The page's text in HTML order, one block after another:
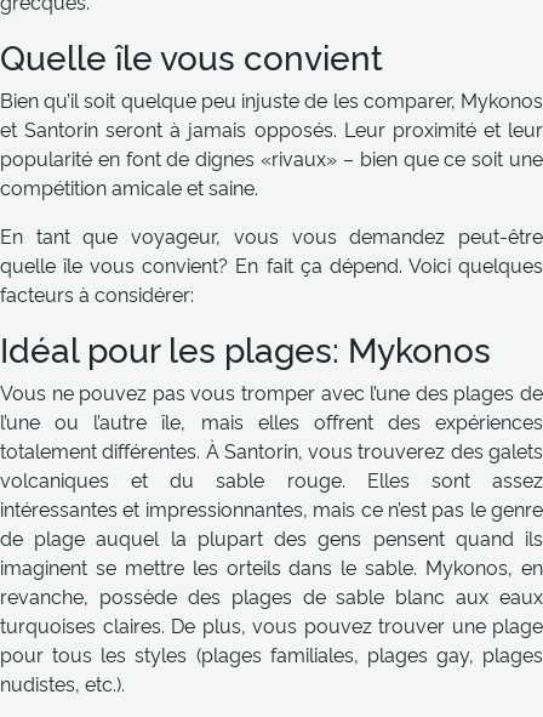
Quelle île vous convient
Bien qu’il soit quelque peu injuste de les comparer, Mykonos
et Santorin seront à jamais opposés. Leur proximité et leur
popularité en font de dignes «rivaux» – bien que ce soit une
compétition amicale et saine.
En tant que voyageur, vous vous demandez peut-être
quelle île vous convient? En fait ça dépend. Voici quelques
facteurs à considérer:
Idéal pour les plages: Mykonos
Vous ne pouvez pas vous tromper avec l’une des plages de
l’une ou l’autre île, mais elles offrent des expériences
totalement différentes. À Santorin, vous trouverez des galets
volcaniques et du sable rouge. Elles sont assez
intéressantes et impressionnantes, mais ce n’est pas le genre
de plage auquel la plupart des gens pensent quand ils
imaginent se mettre les orteils dans le sable. Mykonos, en
revanche, possède des plages de sable blanc aux eaux
turquoises claires. De plus, vous pouvez trouver une plage
pour tous les styles (plages familiales, plages gay, plages
nudistes, etc.).